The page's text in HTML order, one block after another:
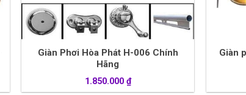
Giàn Phơi Hòa Phát H-006 Chính
Hãng
1.850.000 ₫
Giàn